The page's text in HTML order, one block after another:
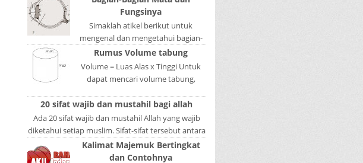
Fungsinya
Simaklah atikel berikut untuk
mengenal dan mengetahui bagian-
bagian mata dan fungsinya. Mata
adalah bagian yang sangat penting,
karena mer...
Rumus Volume tabung
Volume = Luas Alas x Tinggi Untuk
dapat mencari volume tabung,
lakukan adalah mencari luas
lingkaran tabun...
20 sifat wajib dan mustahil bagi allah
Ada 20 sifat wajib dan mustahil Allah yang wajib
diketahui setiap muslim. Sifat-sifat tersebut antara
lain: Sifat Wajib Tulisan A...
Kalimat Majemuk Bertingkat
dan Contohnya